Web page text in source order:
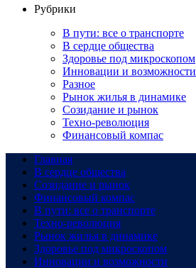
Рубрики
В пути: все о транспорте
В сердце общества
Здоровье под микроскопом
Инновации и возможности
Разное
Рынок жилья в динамике
Созидание и рынок
Техно-революция
Финансовый компас
Главная
В сердце общества
Созидание и рынок
Финансовый компас
В пути: все о транспорте
Техно-революция
Рынок жилья в динамике
Здоровье под микроскопом
Инновации и возможности